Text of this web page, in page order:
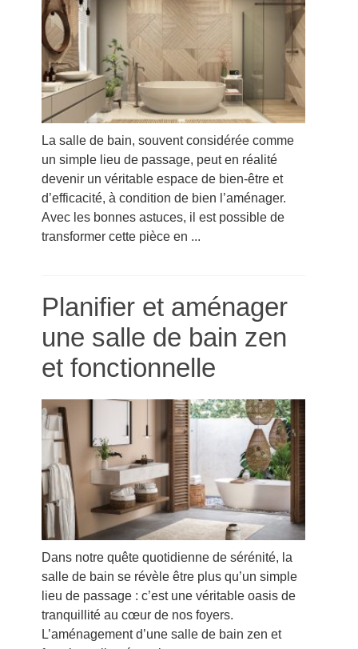
La salle de bain, souvent considérée comme
un simple lieu de passage, peut en réalité
devenir un véritable espace de bien-être et
d’efficacité, à condition de bien l’aménager.
Avec les bonnes astuces, il est possible de
transformer cette pièce en ...
Planifier et aménager
une salle de bain zen
et fonctionnelle
Dans notre quête quotidienne de sérénité, la
salle de bain se révèle être plus qu’un simple
lieu de passage : c’est une véritable oasis de
tranquillité au cœur de nos foyers.
L’aménagement d’une salle de bain zen et